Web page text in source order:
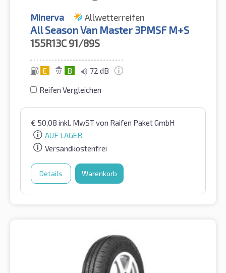
Minerva Allwetterreifen
All Season Van Master 3PMSF M+S
155R13C 91/89S
E B 72 dB
Reifen Vergleichen
€ 50,08 inkl. MwSTvon Raifen Paket GmbH
AUF LAGER
Versandkostenfrei
Details Warenkorb